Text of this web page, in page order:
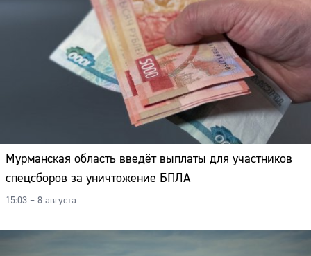
Мурманская область введёт выплаты для участников
спецсборов за уничтожение БПЛА
15:03 – 8 августа